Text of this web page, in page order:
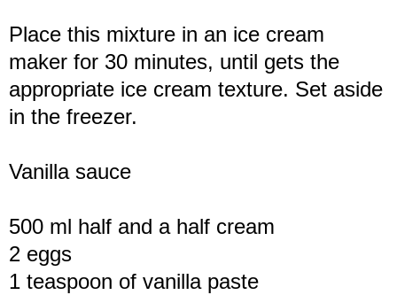
Place this mixture in an ice cream
maker for 30 minutes, until gets the
appropriate ice cream texture. Set aside
in the freezer.
Vanilla sauce
500 ml half and a half cream
2 eggs
1 teaspoon of vanilla paste